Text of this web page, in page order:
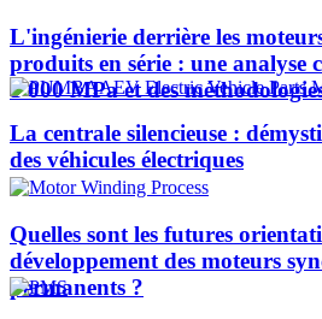
L'ingénierie derrière les
produits en série : une analyse
1 000 MPa et des
La centrale silencieuse :
des véhicules électriques
Quelles sont les futures
développement des moteurs
permanents ?